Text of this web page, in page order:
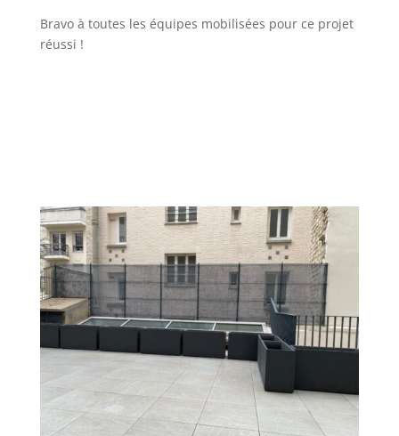
Bravo à toutes les équipes mobilisées pour ce projet
réussi !